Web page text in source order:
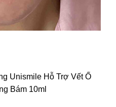
Unismile Hỗ Trợ Vết Ố
Bám 10ml